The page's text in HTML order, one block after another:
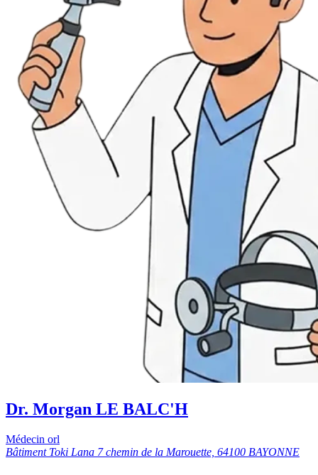
Dr. Morgan LE BALC'H
Médecin orl
Bâtiment Toki Lana 7 chemin de la Marouette, 64100 BAYONNE